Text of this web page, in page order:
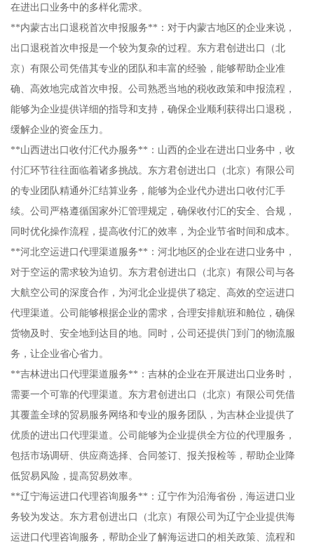
在进出口业务中的多样化需求。
**内蒙古出口退税首次申报服务**：对于内蒙古地区的企业来说，
出口退税首次申报是一个较为复杂的过程。东方君创进出口（北
京）有限公司凭借其专业的团队和丰富的经验，能够帮助企业准
确、高效地完成首次申报。公司熟悉当地的税收政策和申报流程，
能够为企业提供详细的指导和支持，确保企业顺利获得出口退税，
缓解企业的资金压力。
**山西进出口收付汇代办服务**：山西的企业在进出口业务中，收
付汇环节往往面临着诸多挑战。东方君创进出口（北京）有限公司
的专业团队精通外汇结算业务，能够为企业代办进出口收付汇手
续。公司严格遵循国家外汇管理规定，确保收付汇的安全、合规，
同时优化操作流程，提高收付汇的效率，为企业节省时间和成本。
**河北空运进口代理渠道服务**：河北地区的企业在进口业务中，
对于空运的需求较为迫切。东方君创进出口（北京）有限公司与各
大航空公司的深度合作，为河北企业提供了稳定、高效的空运进口
代理渠道。公司能够根据企业的需求，合理安排航班和舱位，确保
货物及时、安全地到达目的地。同时，公司还提供门到门的物流服
务，让企业省心省力。
**吉林进出口代理渠道服务**：吉林的企业在开展进出口业务时，
需要一个可靠的代理渠道。东方君创进出口（北京）有限公司凭借
其覆盖全球的贸易服务网络和专业的服务团队，为吉林企业提供了
优质的进出口代理渠道。公司能够为企业提供全方位的代理服务，
包括市场调研、供应商选择、合同签订、报关报检等，帮助企业降
低贸易风险，提高贸易效率。
**辽宁海运进口代理咨询服务**：辽宁作为沿海省份，海运进口业
务较为发达。东方君创进出口（北京）有限公司为辽宁企业提供海
运进口代理咨询服务，帮助企业了解海运进口的相关政策、流程和